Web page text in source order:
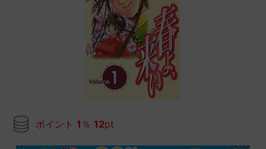
ポイント 1 ％ 12pt